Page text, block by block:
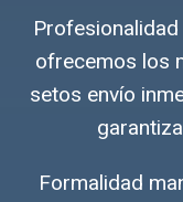
ofrecemos los
setos envío
Formalidad